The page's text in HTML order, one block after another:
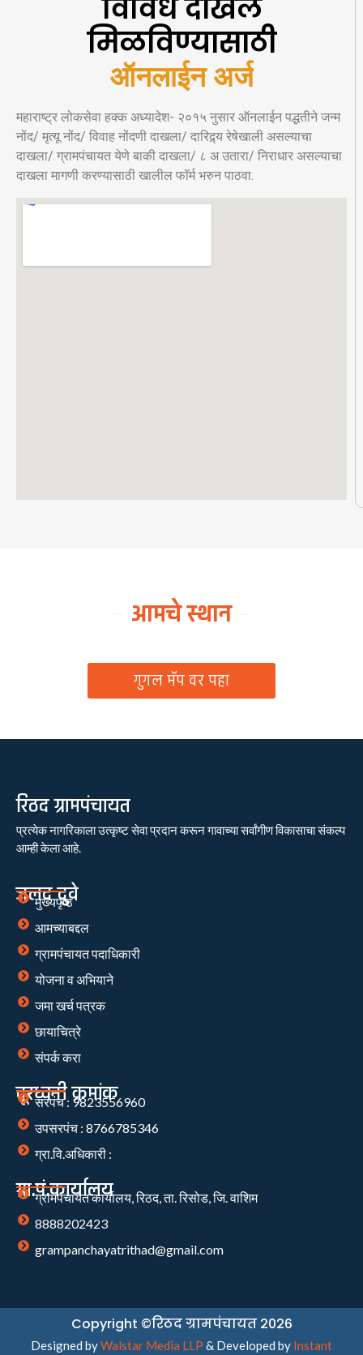
विविध दाखले
मिळविण्यासाठी
ऑनलाईन अर्ज
महाराष्ट्र लोकसेवा हक्क अध्यादेश- २०१५ नुसार ऑनलाईन पद्धतीने जन्म
नोंद/ मृत्यू नोंद/ विवाह नोंदणी दाखला/ दारिद्र्य रेषेखाली असल्याचा
दाखला/ ग्रामपंचायत येणे बाकी दाखला/ ८ अ उतारा/ निराधार असल्याचा
दाखला मागणी करण्यासाठी खालील फॉर्म भरुन पाठवा.
आमचे स्थान
गुगल मॅप वर पहा
रिठद ग्रामपंचायत
प्रत्येक नागरिकाला उत्कृष्ट सेवा प्रदान करून गावाच्या सर्वांगीण विकासाचा संकल्प
आम्ही केला आहे.
जलद दुवे
मुख्यपृष्ठ
आमच्याबद्दल
ग्रामपंचायत पदाधिकारी
योजना व अभियाने
जमा खर्च पत्रक
छायाचित्रे
संपर्क करा
दूरध्वनी क्रमांक
सरपंच : 9823556960
उपसरपंच : 8766785346
ग्रा.वि.अधिकारी :
ग्रा.पं.कार्यालय
ग्रामपंचायत कार्यालय, रिठद, ता. रिसोड, जि. वाशिम
8888202423
grampanchayatrithad@gmail.com
Copyright ©रिठद ग्रामपंचायत 2026
Designed byWalstar Media LLP & Developed by Instant